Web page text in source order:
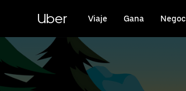
contenido
principal
Uber Viaje Gana